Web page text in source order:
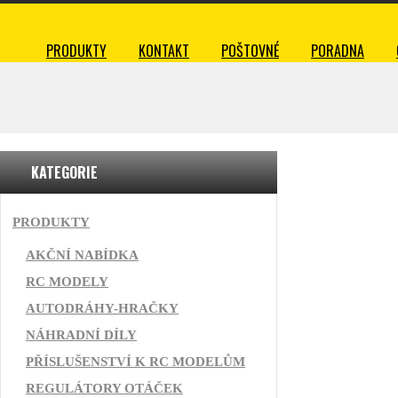
PRODUKTY KONTAKT POŠTOVNÉ PORADNA
KATEGORIE
PRODUKTY
AKČNÍ NABÍDKA
RC MODELY
AUTODRÁHY-HRAČKY
NÁHRADNÍ DÍLY
PŘÍSLUŠENSTVÍ K RC MODELŮM
REGULÁTORY OTÁČEK